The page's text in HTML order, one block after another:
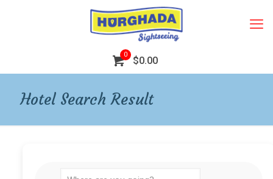
0
$0.00
Hotel Search Result